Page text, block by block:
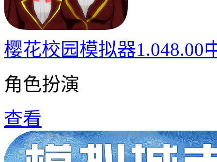
樱花校园模拟器1.048.00
角色扮演
查看